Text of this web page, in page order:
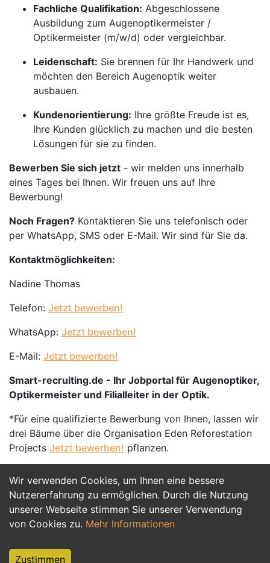
Wir verwenden Cookies, um Ihnen eine bessere
Nutzererfahrung zu ermöglichen. Durch die Nutzung
unserer Webseite stimmen Sie unserer Verwendung
von Cookies zu. Mehr Informationen
Zustimmen
Fachliche Qualifikation: Abgeschlossene
Ausbildung zum Augenoptikermeister /
Optikermeister (m/w/d) oder vergleichbar.
Leidenschaft: Sie brennen für Ihr Handwerk und
möchten den Bereich Augenoptik weiter
ausbauen.
Kundenorientierung: Ihre größte Freude ist es,
Ihre Kunden glücklich zu machen und die besten
Lösungen für sie zu finden.
Bewerben Sie sich jetzt - wir melden uns innerhalb
eines Tages bei Ihnen. Wir freuen uns auf Ihre
Bewerbung!
Noch Fragen? Kontaktieren Sie uns telefonisch oder
per WhatsApp, SMS oder E-Mail. Wir sind für Sie da.
Kontaktmöglichkeiten:
Nadine Thomas
Telefon: Jetzt bewerben!
WhatsApp: Jetzt bewerben!
E-Mail: Jetzt bewerben!
Smart-recruiting.de - Ihr Jobportal für Augenoptiker,
Optikermeister und Filialleiter in der Optik.
*Für eine qualifizierte Bewerbung von Ihnen, lassen wir
drei Bäume über die Organisation Eden Reforestation
Projects Jetzt bewerben! pflanzen.
Jetzt Bewerben